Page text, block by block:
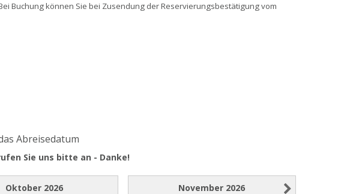
Buchung können Sie bei Zusendung der Reservierungsbestätigung vom
Abreisedatum
Sie uns bitte an - Danke!
Oktober 2026
November 2026